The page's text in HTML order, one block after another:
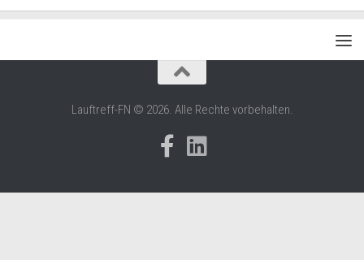
Lauftreff-FN © 2026. Alle Rechte vorbehalten.